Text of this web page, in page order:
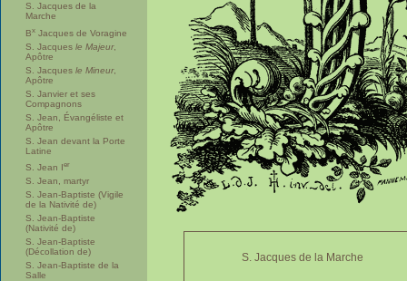
S. Jacques de la
Marche
Bx Jacques de Voragine
S. Jacques le Majeur,
Apôtre
S. Jacques le Mineur,
Apôtre
S. Janvier et ses
Compagnons
S. Jean, Évangéliste et
Apôtre
S. Jean devant la Porte
Latine
S. Jean Ier
S. Jean, martyr
S. Jean-Baptiste (Vigile
de la Nativité de)
S. Jean-Baptiste
(Nativité de)
S. Jean-Baptiste
(Décollation de)
S. Jean-Baptiste de la
Salle
S. Jacques de la Marche